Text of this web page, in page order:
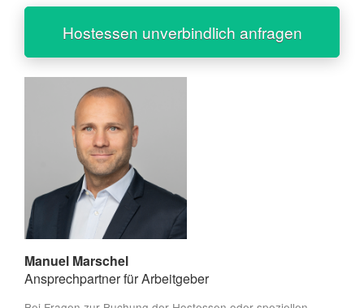
Hostessen unverbindlich anfragen
Manuel Marschel
Ansprechpartner für Arbeitgeber